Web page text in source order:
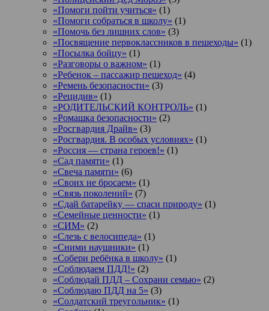
«Помоги пойти учиться» (1)
«Помоги собраться в школу» (1)
«Помочь без лишних слов» (3)
«Посвящение первоклассников в пешеходы» (1)
«Посылка бойцу» (1)
«Разговоры о важном» (1)
«Ребенок – пассажир пешеход» (4)
«Ремень безопасности» (3)
«Рецидив» (1)
«РОДИТЕЛЬСКИЙ КОНТРОЛЬ» (1)
«Ромашка безопасности» (2)
«Росгвардия Драйв» (3)
«Росгвардия. В особых условиях» (1)
«Россия — страна героев!» (1)
«Сад памяти» (1)
«Свеча памяти» (6)
«Своих не бросаем» (1)
«Связь поколений» (7)
«Сдай батарейку — спаси природу» (1)
«Семейные ценности» (1)
«СИМ» (2)
«Слезь с велосипеда» (1)
«Сними наушники» (1)
«Собери ребёнка в школу» (1)
«Соблюдаем ПДД!» (2)
«Соблюдай ПДД – Сохрани семью» (2)
«Соблюдаю ПДД на 5» (3)
«Солдатский треугольник» (1)